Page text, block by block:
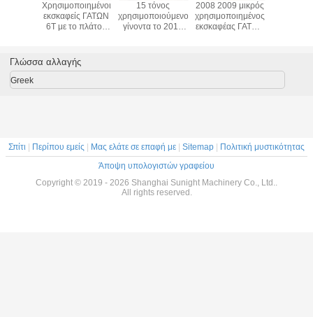
Χρησιμοποιούμενος
εξορυκτής
Original
απόθεμα προς
πώληση
12T
χρησιμοποιημένος
εκσκαφέας
υδραυλικού
Εσωτερικοί
χρησιμοποιημένοι
Drive εκσκαφείς
Γλώσσα αλλαγής
Greek
Σπίτι Περίπου εμείς Μας ελάτε σε επαφή με Sitemap
Πολιτική μυστικότητας
Άποψη υπολογιστών γραφείου
Copyright © 2019 - 2026 Shanghai Sunight Machinery Co., Ltd..
All rights reserved.